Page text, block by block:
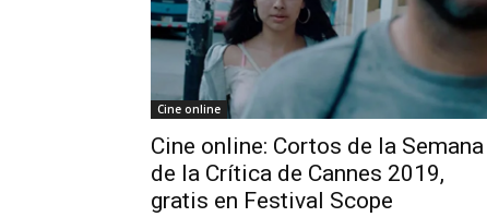
Cine online
Cine online: Cortos de la Semana
de la Crítica de Cannes 2019,
gratis en Festival Scope